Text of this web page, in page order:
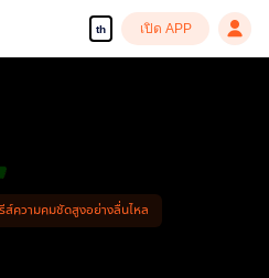
th เปิด APP
ส์ความคมชัดสูงอย่างลื่นไหล